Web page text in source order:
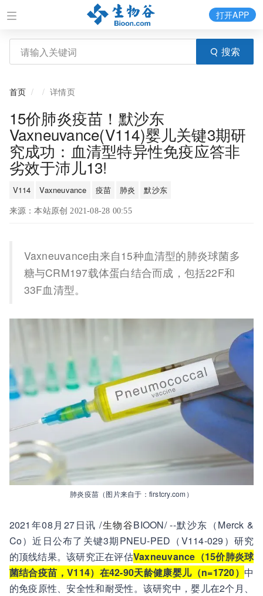
搜索
打开APP
首页 详情页
15价肺炎疫苗！默沙东
Vaxneuvance(V114)婴儿关键3期研
究成功：血清型特异性免疫应答非
劣效于沛儿13!
V114 Vaxneuvance 疫苗 肺炎 默沙东
来源：本站原创 2021-08-28 00:55
Vaxneuvance由来自15种血清型的肺炎球菌多
糖与CRM197载体蛋白结合而成，包括22F和
33F血清型。
肺炎疫苗（图片来自于：firstcry.com）
2021年08月27日讯 /生物谷BIOON/ --默沙东（Merck &
Co）近日公布了关键3期PNEU-PED（V114-029）研究
的顶线结果。该研究正在评估Vaxneuvance（15价肺炎球
菌结合疫苗，V114）在42-90天龄健康婴儿（n=1720） 中
的免疫原性、安全性和耐受性。该研究中，婴儿在2个月、